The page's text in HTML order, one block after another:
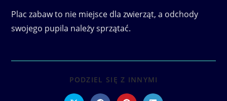
Plac zabaw to nie miejsce dla zwierząt, a odchody
swojego pupila należy sprzątać.
PODZIEL SIĘ Z INNYMI
CONTENT